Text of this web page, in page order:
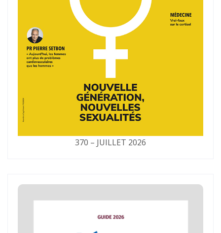
370 – JUILLET 2026